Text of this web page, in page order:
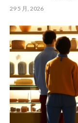
29 5 月, 2026